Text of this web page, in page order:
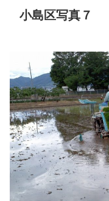
小島区写真７